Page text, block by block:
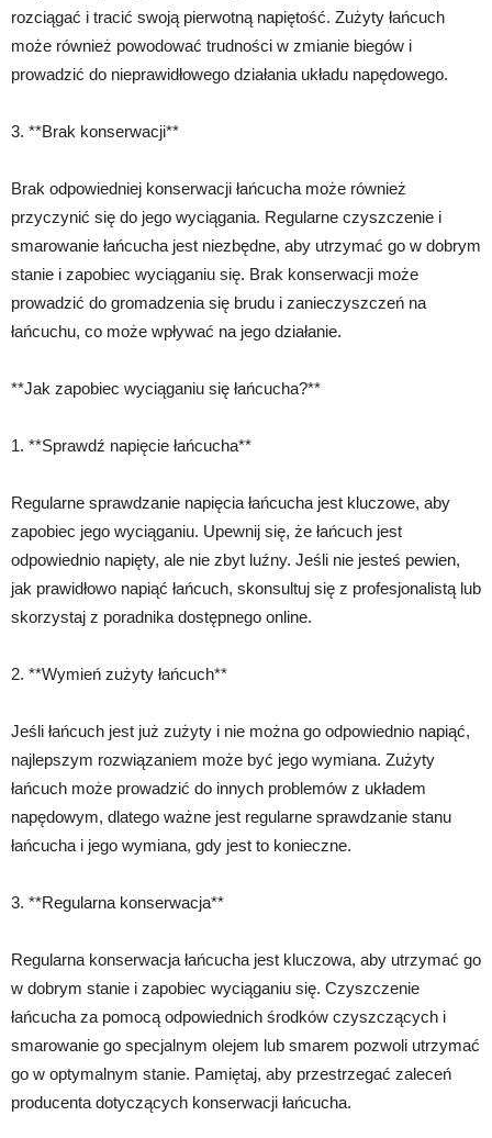
rozciągać i tracić swoją pierwotną napiętość. Zużyty łańcuch
może również powodować trudności w zmianie biegów i
prowadzić do nieprawidłowego działania układu napędowego.
3. **Brak konserwacji**
Brak odpowiedniej konserwacji łańcucha może również
przyczynić się do jego wyciągania. Regularne czyszczenie i
smarowanie łańcucha jest niezbędne, aby utrzymać go w dobrym
stanie i zapobiec wyciąganiu się. Brak konserwacji może
prowadzić do gromadzenia się brudu i zanieczyszczeń na
łańcuchu, co może wpływać na jego działanie.
**Jak zapobiec wyciąganiu się łańcucha?**
1. **Sprawdź napięcie łańcucha**
Regularne sprawdzanie napięcia łańcucha jest kluczowe, aby
zapobiec jego wyciąganiu. Upewnij się, że łańcuch jest
odpowiednio napięty, ale nie zbyt luźny. Jeśli nie jesteś pewien,
jak prawidłowo napiąć łańcuch, skonsultuj się z profesjonalistą lub
skorzystaj z poradnika dostępnego online.
2. **Wymień zużyty łańcuch**
Jeśli łańcuch jest już zużyty i nie można go odpowiednio napiąć,
najlepszym rozwiązaniem może być jego wymiana. Zużyty
łańcuch może prowadzić do innych problemów z układem
napędowym, dlatego ważne jest regularne sprawdzanie stanu
łańcucha i jego wymiana, gdy jest to konieczne.
3. **Regularna konserwacja**
Regularna konserwacja łańcucha jest kluczowa, aby utrzymać go
w dobrym stanie i zapobiec wyciąganiu się. Czyszczenie
łańcucha za pomocą odpowiednich środków czyszczących i
smarowanie go specjalnym olejem lub smarem pozwoli utrzymać
go w optymalnym stanie. Pamiętaj, aby przestrzegać zaleceń
producenta dotyczących konserwacji łańcucha.